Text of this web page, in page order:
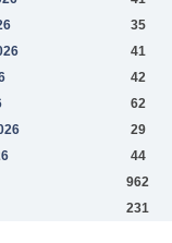
35
41
42
62
29
44
962
231